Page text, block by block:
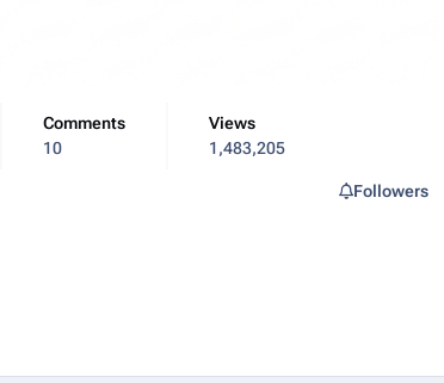
Comments
10
Views
1,483,205
Followers